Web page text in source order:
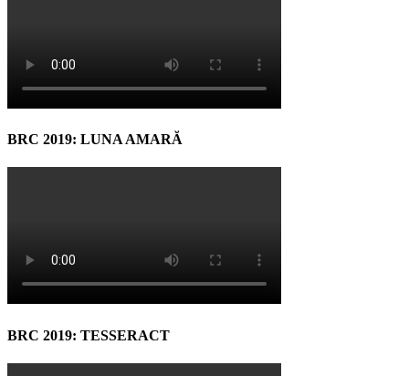
BRC 2019: LUNA AMARĂ
BRC 2019: TESSERACT